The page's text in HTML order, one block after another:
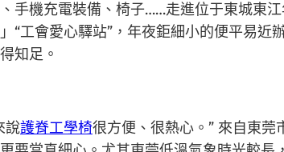
機充電裝備、椅子……走進位于東城東江
“工會愛心驛站”，年夜鉅細小的便平易
知足。
說護脊工學椅很方便、很熱心。” 來自東